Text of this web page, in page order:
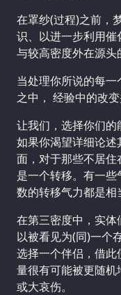
在罩纱(过程)之前，
识、以进一步利用
与较高密度外在源头
当处理你所说的每
之中， 经验中的改
让我们，选择你们的
如果你渴望详细论
面，对于那些不居
是一个转移。有一
数的转移气力都是相
在第三密度中，实体
以被看见为(同)一个
选择一个伴侣，借
量很有可能被更随
或大哀伤。